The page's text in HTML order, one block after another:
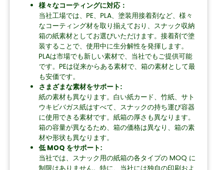
様々なコーティングに対応：
当社工場では、PE、PLA、塗装用接着剤など、様々
なコーティング材を取り揃えており、スナック収納
箱の紙素材としてお選びいただけます。接着剤で塗
装することで、使用中に生分解性を発揮します。
PLAは市場でも新しい素材で、当社でもご提供可能
です。PEは従来からある素材で、箱の素材として最
も安価です。
さまざまな素材をサポート:
紙の素材も異なります。白い紙カード、竹紙、サト
ウキビバガス紙はすべて、スナックの持ち運び容器
に使用できる素材です。紙箱の厚さも異なります。
箱の容量が異なるため、箱の価格は異なり、箱の素
材や形状も異なります。
低 MOQ をサポート:
当社では、スナック用の紙箱の各タイプの MOQ に